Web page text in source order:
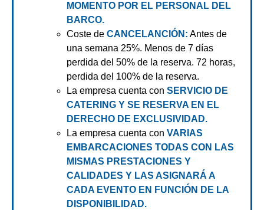
MOMENTO POR EL PERSONAL DEL
BARCO.
Coste de CANCELANCIÓN: Antes de
una semana 25%. Menos de 7 días
perdida del 50% de la reserva. 72 horas,
perdida del 100% de la reserva.
La empresa cuenta con SERVICIO DE
CATERING Y SE RESERVA EN EL
DERECHO DE EXCLUSIVIDAD.
La empresa cuenta con VARIAS
EMBARCACIONES TODAS CON LAS
MISMAS PRESTACIONES Y
CALIDADES Y LAS ASIGNARÁ A
CADA EVENTO EN FUNCIÓN DE LA
DISPONIBILIDAD.